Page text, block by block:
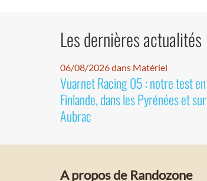
Les dernières actualités
06/08/2026 dans Matériel
Vuarnet Racing 05 : notre test en
Finlande, dans les Pyrénées et sur
Aubrac
A propos de Randozone